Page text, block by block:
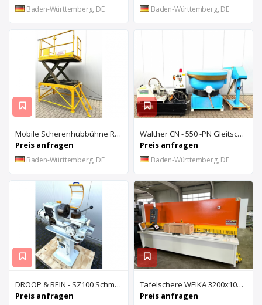
Baden-Württemberg, DE Baden-Württemberg, DE
Mobile Scherenhubbühne Rothe Benkmann
Preis anfragen
Baden-Württemberg, DE
Walther CN - 550 -PN Gleitschleifanlage u. Rösler Z300 Turbo Floc Zentrifuge
Preis anfragen
Baden-Württemberg, DE
DROOP & REIN - SZ100 Schmiernutenziehmaschine
Preis anfragen
Tafelschere WEIKA 3200x10mm
Preis anfragen